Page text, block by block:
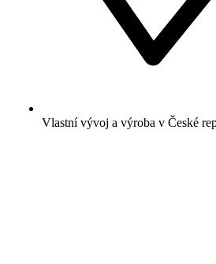
Vlastní vývoj a výroba v České